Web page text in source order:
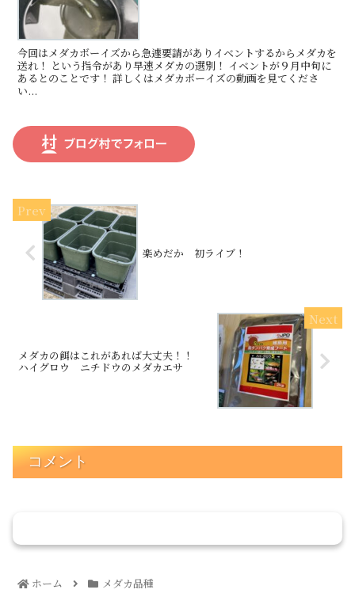
今回はメダカボーイズから急遽要請がありイベントするからメダカを
送れ！ という指令があり早速メダカの選別！ イベントが９月中旬に
あるとのことです！ 詳しくはメダカボーイズの動画を見てくださ
い...
楽めだか 初ライブ！
メダカの餌はこれがあれば大丈夫！！
ハイグロウ ニチドウのメダカエサ
コメント
ホーム メダカ品種